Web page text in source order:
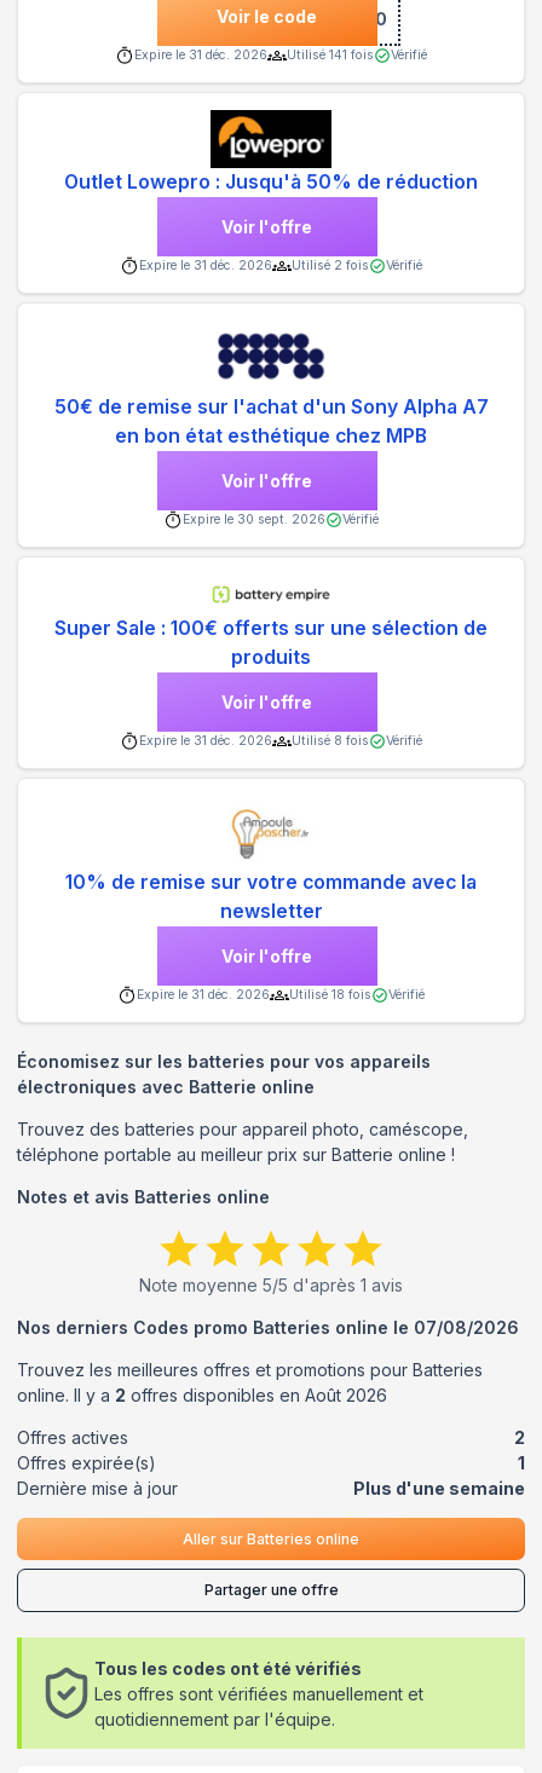
Voir le code ***10
Expire le 31 déc. 2026 Utilisé 141 fois Vérifié
Outlet Lowepro : Jusqu'à 50% de réduction
Voir l'offre
Expire le 31 déc. 2026 Utilisé 2 fois Vérifié
50€ de remise sur l'achat d'un Sony Alpha A7
en bon état esthétique chez MPB
Voir l'offre
Expire le 30 sept. 2026 Vérifié
Super Sale : 100€ offerts sur une sélection de
produits
Voir l'offre
Expire le 31 déc. 2026 Utilisé 8 fois Vérifié
10% de remise sur votre commande avec la
newsletter
Voir l'offre
Expire le 31 déc. 2026 Utilisé 18 fois Vérifié
Économisez sur les batteries pour vos appareils
électroniques avec Batterie online
Trouvez des batteries pour appareil photo, caméscope,
téléphone portable au meilleur prix sur Batterie online !
Notes et avis Batteries online
Note moyenne 5/5 d'après 1 avis
Nos derniers Codes promo Batteries online le 07/08/2026
Trouvez les meilleures offres et promotions pour Batteries
online. Il y a 2 offres disponibles en Août 2026
Offres actives
2
Offres expirée(s)
1
Dernière mise à jour
Plus d'une semaine
Aller sur Batteries online
Partager une offre
Tous les codes ont été vérifiés
Les offres sont vérifiées manuellement et
quotidiennement par l'équipe.